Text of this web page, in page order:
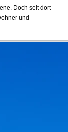
Doch seit dort
und